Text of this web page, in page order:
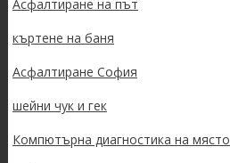
Асфалтиране на път
къртене на баня
Асфалтиране София
шейни чук и гек
Компютърна диагностика на място